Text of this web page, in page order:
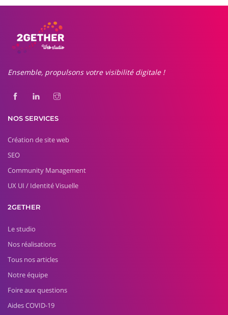
Ensemble, propulsons votre visibilité digitale !
NOS SERVICES
Création de site web
SEO
Community Management
UX UI / Identité Visuelle
2GETHER
Le studio
Nos réalisations
Tous nos articles
Notre équipe
Foire aux questions
Aides COVID-19